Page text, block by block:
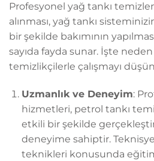
Profesyonel yağ tankı
alınması, yağ tankı
bir şekilde bakımının
sayıda fayda sunar. İşte
temizlikçilerle çalışmayı
Uzmanlık ve Deneyim:
hizmetleri, petrol tankı
etkili bir şekilde
deneyime sahiptir.
teknikleri konusunda